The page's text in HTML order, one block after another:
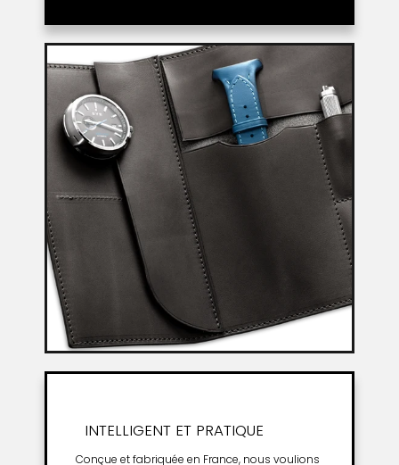
INTELLIGENT ET PRATIQUE
Conçue et fabriquée en France, nous voulions